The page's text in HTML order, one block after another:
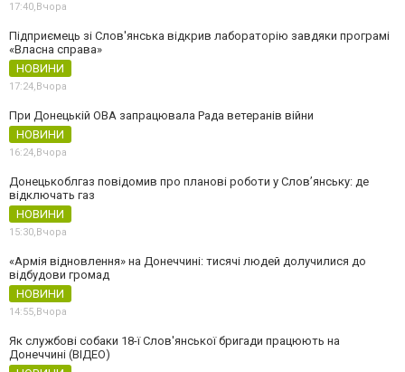
17:40, Вчора
Підприємець зі Слов'янська відкрив лабораторію завдяки програмі
«Власна справа»
НОВИНИ
17:24, Вчора
При Донецькій ОВА запрацювала Рада ветеранів війни
НОВИНИ
16:24, Вчора
Донецькоблгаз повідомив про планові роботи у Слов’янську: де
відключать газ
НОВИНИ
15:30, Вчора
«Армія відновлення» на Донеччині: тисячі людей долучилися до
відбудови громад
НОВИНИ
14:55, Вчора
Як службові собаки 18-ї Слов'янської бригади працюють на
Донеччині (ВІДЕО)